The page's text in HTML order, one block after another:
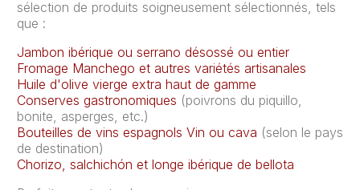
sélection de produits soigneusement sélectionnés, tels
que :
Jambon ibérique ou serrano désossé ou entier
Fromage Manchego et autres variétés artisanales
Huile d'olive vierge extra haut de gamme
Conserves gastronomiques (poivrons du piquillo,
bonite, asperges, etc.)
Bouteilles de vins espagnols Vin ou cava (selon le pays
de destination)
Chorizo, salchichón et longe ibérique de bellota